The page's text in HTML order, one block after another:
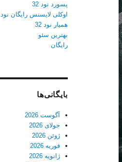
پسورد نود 32
اوکلی لایسنس رایگان نود 32
همیار نود 32
بهترین سئو
رایگان
بایگانی‌ها
آگوست 2026
جولای 2026
ژوئن 2026
فوریه 2026
ژانویه 2026